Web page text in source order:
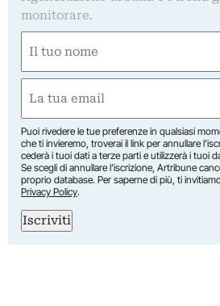
monitorare.
(Required)
First
(Required)
Puoi rivedere le tue preferenze in qualsiasi
che ti invieremo, troverai il link per annullare
cederà i tuoi dati a terze parti e utilizzerà i tuoi
Se scegli di annullare l’iscrizione, Artribune
proprio database. Per saperne di più, ti
Privacy Policy.
Iscriviti